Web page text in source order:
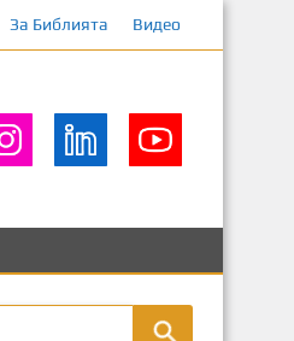
За Библията Видео